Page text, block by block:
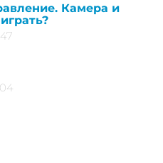
Камера и